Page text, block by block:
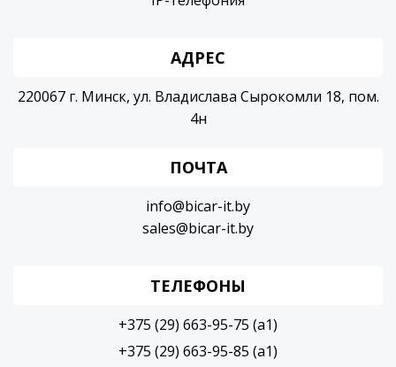
АДРЕС
220067 г. Минск, ул. Владислава Сырокомли 18, пом.
4н
ПОЧТА
info@bicar-it.by
sales@bicar-it.by
ТЕЛЕФОНЫ
+375 (29) 663-95-75 (a1)
+375 (29) 663-95-85 (a1)